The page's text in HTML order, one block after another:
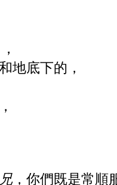
地底下的，
，你們既是常順